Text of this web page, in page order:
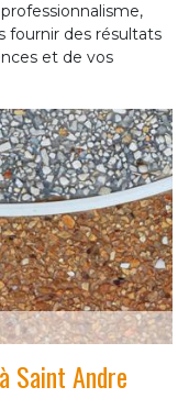
fournir des résultats
et de vos
Saint Andre